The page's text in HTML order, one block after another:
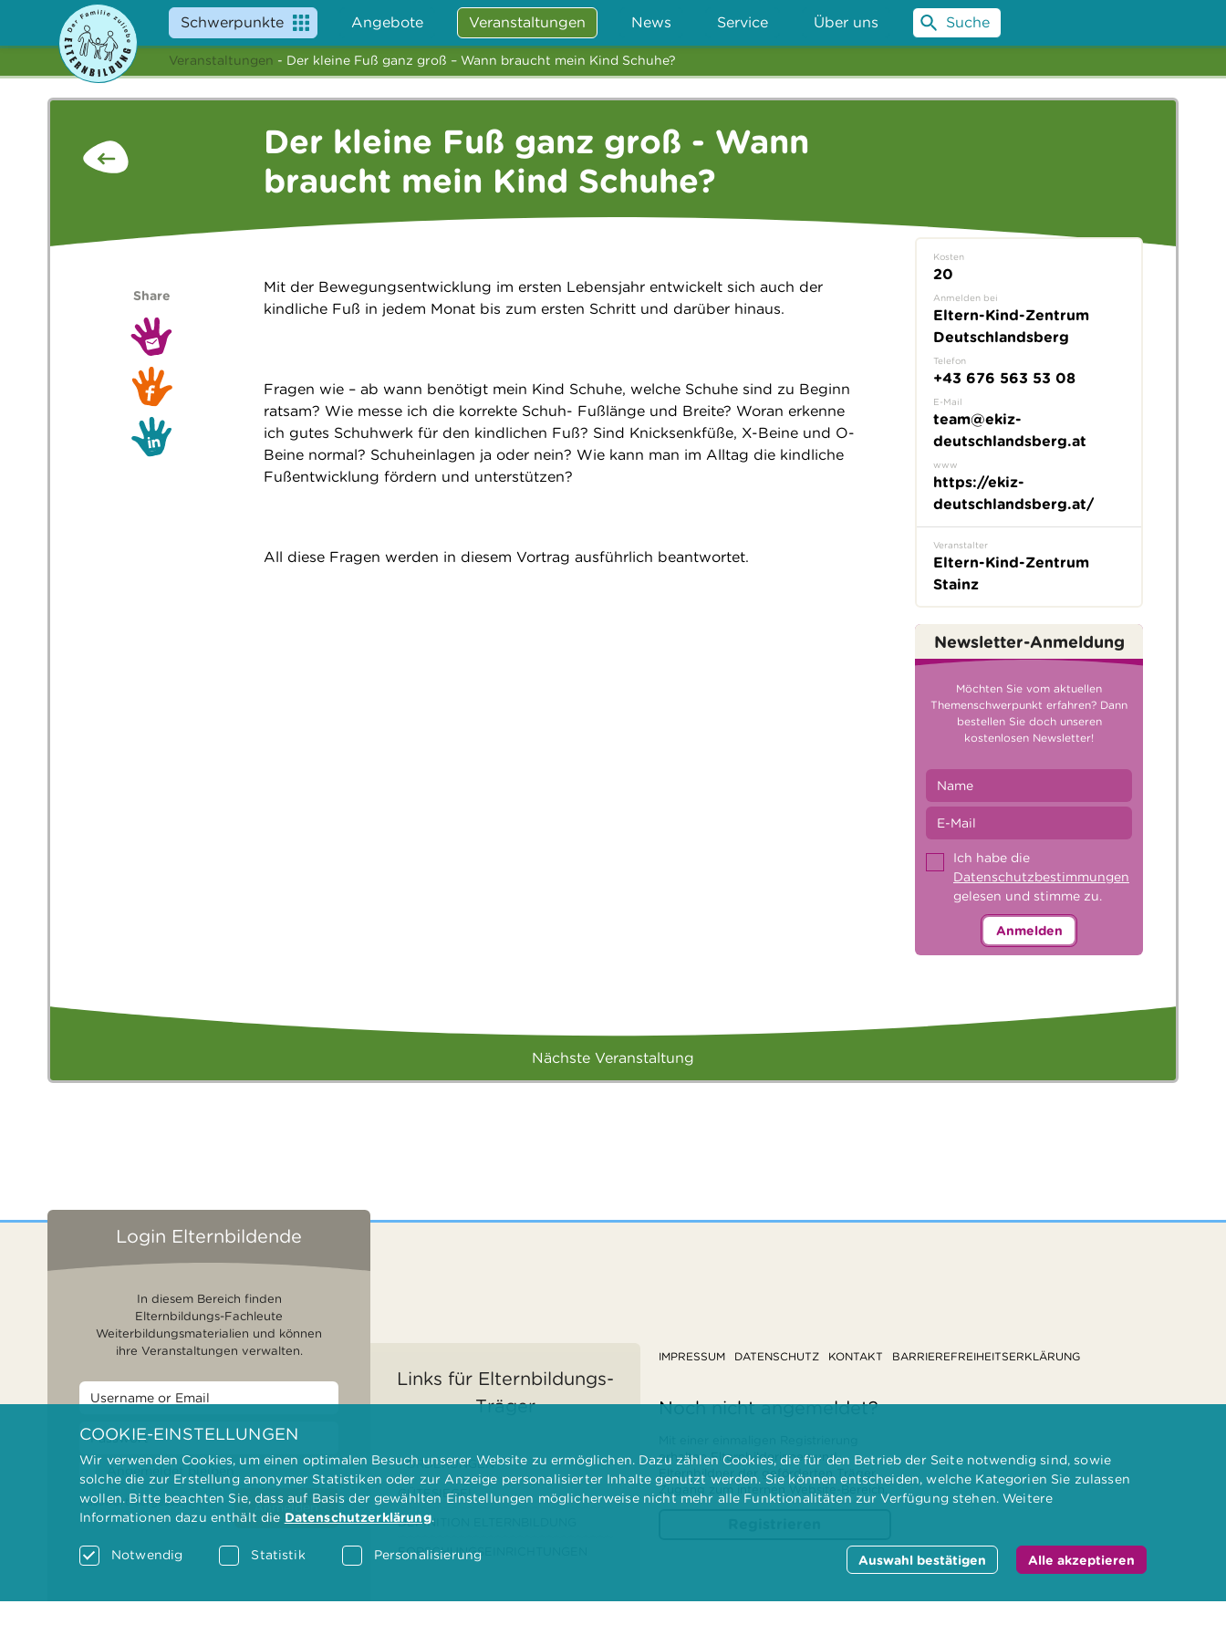
Schwerpunkte Angebote Veranstaltungen News Service Über uns Suche
Veranstaltungen - Der kleine Fuß ganz groß – Wann braucht mein Kind Schuhe?
Der kleine Fuß ganz groß - Wann
braucht mein Kind Schuhe?
Mit der Bewegungsentwicklung im ersten Lebensjahr entwickelt sich auch der
kindliche Fuß in jedem Monat bis zum ersten Schritt und darüber hinaus.
Fragen wie – ab wann benötigt mein Kind Schuhe, welche Schuhe sind zu Beginn
ratsam? Wie messe ich die korrekte Schuh- Fußlänge und Breite? Woran erkenne
ich gutes Schuhwerk für den kindlichen Fuß? Sind Knicksenkfüße, X-Beine und O-
Beine normal? Schuheinlagen ja oder nein? Wie kann man im Alltag die kindliche
Fußentwicklung fördern und unterstützen?
All diese Fragen werden in diesem Vortrag ausführlich beantwortet.
Share
Kosten
20
Anmelden bei
Eltern-Kind-Zentrum
Deutschlandsberg
Telefon
+43 676 563 53 08
E-Mail
team@ekiz-
deutschlandsberg.at
www
https://ekiz-
deutschlandsberg.at/
Veranstalter
Eltern-Kind-Zentrum
Stainz
Newsletter-Anmeldung
Möchten Sie vom aktuellen
Themenschwerpunkt erfahren? Dann
bestellen Sie doch unseren
kostenlosen Newsletter!
Ich habe die
Datenschutzbestimmungen
gelesen und stimme zu.
Anmelden
Nächste Veranstaltung
Login Elternbildende
In diesem Bereich finden
Elternbildungs-Fachleute
Weiterbildungsmaterialien und können
ihre Veranstaltungen verwalten.
Angemeldet bleiben
Passwort vergessen? Anmelden
Links für Elternbildungs-
Träger
FÖRDERUNGEN
GÜTESIEGEL
DEFINITION ELTERNBILDUNG
FORSCHUNGSEINRICHTUNGEN
IMPRESSUM DATENSCHUTZ KONTAKT BARRIEREFREIHEITSERKLÄRUNG
Noch nicht angemeldet?
erhalten Elternbilderinnen und
Elternbildner der geförderten Träger
Zugang zum internen Website-Bereich.
COOKIE-EINSTELLUNGEN
Wir verwenden Cookies, um einen optimalen Besuch unserer Website zu ermöglichen. Dazu zählen Cookies, die für den Betrieb der Seite notwendig sind, sowie
solche die zur Erstellung anonymer Statistiken oder zur Anzeige personalisierter Inhalte genutzt werden. Sie können entscheiden, welche Kategorien Sie zulassen
wollen. Bitte beachten Sie, dass auf Basis der gewählten Einstellungen möglicherweise nicht mehr alle Funktionalitäten zur Verfügung stehen. Weitere
Informationen dazu enthält die Datenschutzerklärung.
Notwendig Statistik Personalisierung Auswahl bestätigen Alle akzeptieren